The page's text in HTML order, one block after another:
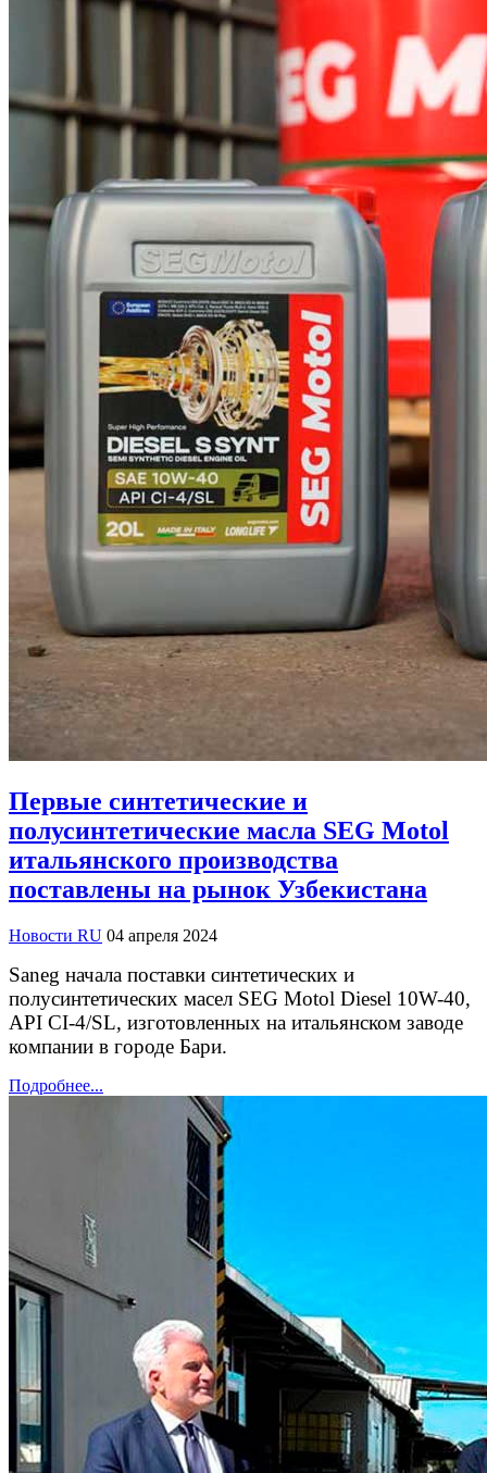
Первые синтетические и
полусинтетические масла SEG Motol
итальянского производства
поставлены на рынок Узбекистана
Новости RU 04 апреля 2024
Saneg начала поставки синтетических и
полусинтетических масел SEG Motol Diesel 10W-40,
API CI-4/SL, изготовленных на итальянском заводе
компании в городе Бари.
Подробнее...